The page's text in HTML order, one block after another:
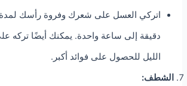
دقيقة إلى ساعة واحدة. يمكنك أيضًا تركه
الليل للحصول على فوائد أكبر.
الشطف: